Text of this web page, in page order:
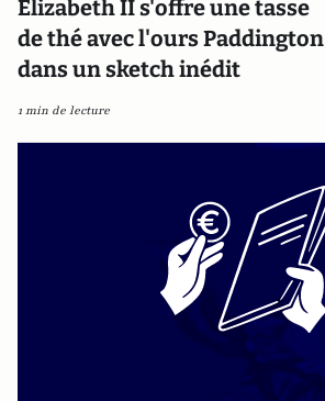
Elizabeth II s'offre une tasse
de thé avec l'ours Paddington
dans un sketch inédit
1 min de lecture